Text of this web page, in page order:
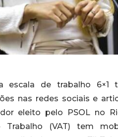
de trabalho 6×1
nas redes sociais e
eleito pelo PSOL no
(VAT) tem